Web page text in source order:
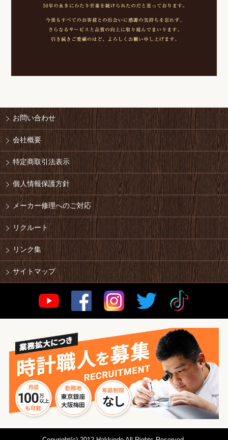
お問い合わせ
会社概要
特定商取引法表示
個人情報保護方針
メーカー修理へのご対応
リクルート
リンク集
サイトマップ